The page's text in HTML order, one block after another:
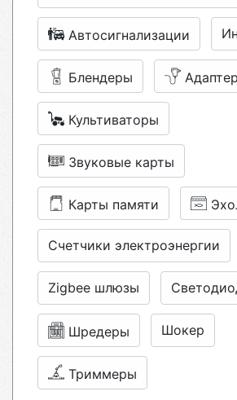
Автосигнализации
Блендеры
Культиваторы
Звуковые карты
Карты памяти
Счетчики электроэнергии
Zigbee шлюзы
Шредеры Шокер
Триммеры